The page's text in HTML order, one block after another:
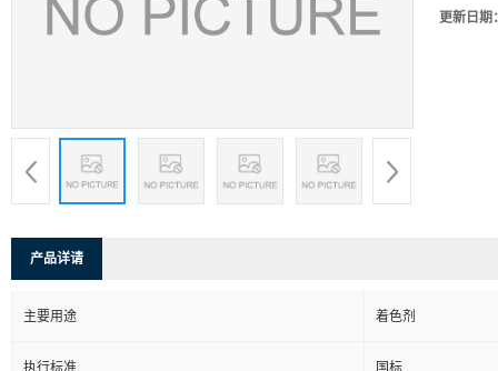
更新日期
产品详请
主要用途 着色剂
执行标准 国标